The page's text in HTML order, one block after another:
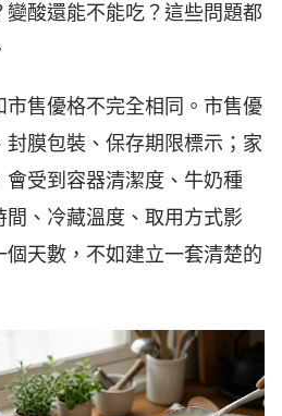
變酸還能不能吃？這些問題都
市售優格不完全相同。市售優
膜包裝、保存期限標示；家
受到容器清潔度、牛奶種
、冷藏溫度、取用方式影
天數，不如建立一套清楚的